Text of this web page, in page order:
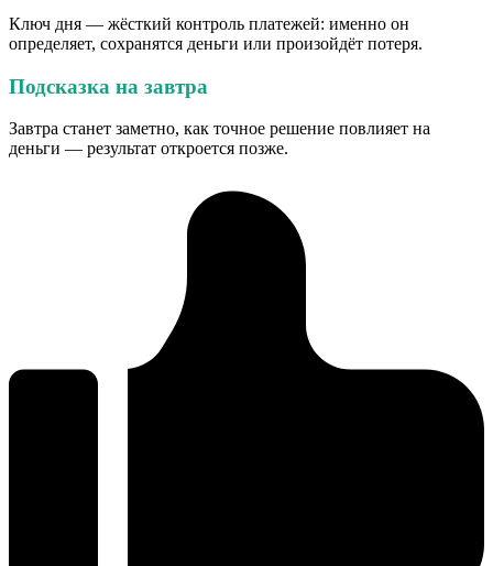
Ключ дня — жёсткий контроль платежей: именно он
определяет, сохранятся деньги или произойдёт потеря.
Подсказка на завтра
Завтра станет заметно, как точное решение повлияет на
деньги — результат откроется позже.